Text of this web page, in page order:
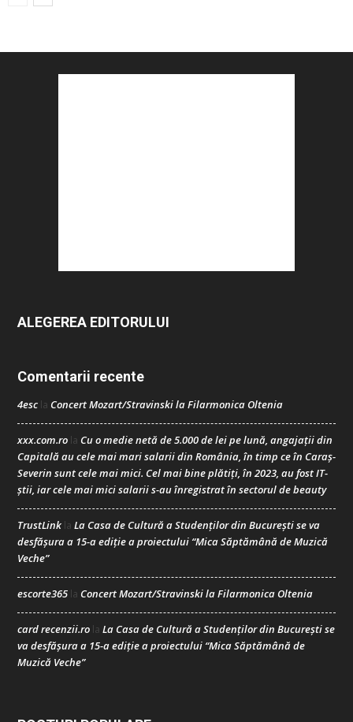
ALEGEREA EDITORULUI
Comentarii recente
4esc la Concert Mozart/Stravinski la Filarmonica Oltenia
xxx.com.ro la Cu o medie netă de 5.000 de lei pe lună, angajații din
Capitală au cele mai mari salarii din România, în timp ce în Caraș-
Severin sunt cele mai mici. Cel mai bine plătiți, în 2023, au fost IT-
știi, iar cele mai mici salarii s-au înregistrat în sectorul de beauty
TrustLink la La Casa de Cultură a Studenților din București se va
desfășura a 15-a ediție a proiectului “Mica Săptămână de Muzică
Veche”
escorte365 la Concert Mozart/Stravinski la Filarmonica Oltenia
card recenzii.ro la La Casa de Cultură a Studenților din București se
va desfășura a 15-a ediție a proiectului “Mica Săptămână de
Muzică Veche”